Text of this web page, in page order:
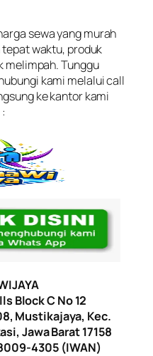
sewa yang murah
waktu, produk
melimpah. Tunggu
kami melalui call
ke kantor kami
Block C No 12
Mustikajaya, Kec.
Jawa Barat 17158
4305 (IWAN)